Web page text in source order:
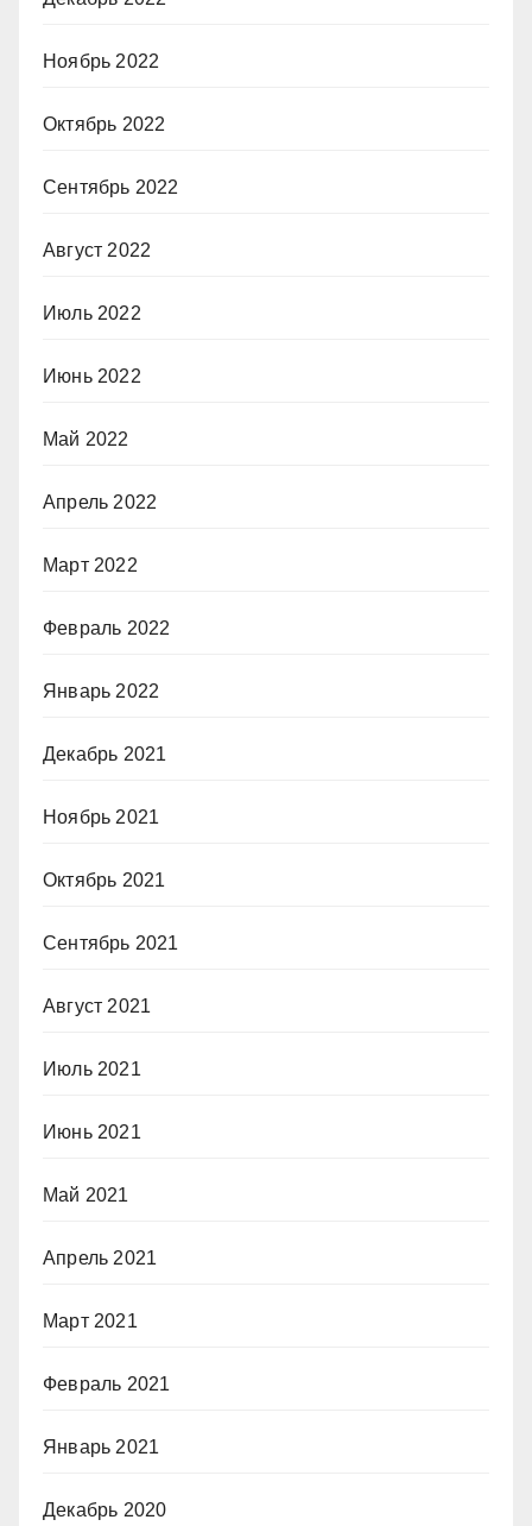
Ноябрь 2022
Октябрь 2022
Сентябрь 2022
Август 2022
Июль 2022
Июнь 2022
Май 2022
Апрель 2022
Март 2022
Февраль 2022
Январь 2022
Декабрь 2021
Ноябрь 2021
Октябрь 2021
Сентябрь 2021
Август 2021
Июль 2021
Июнь 2021
Май 2021
Апрель 2021
Март 2021
Февраль 2021
Январь 2021
Декабрь 2020